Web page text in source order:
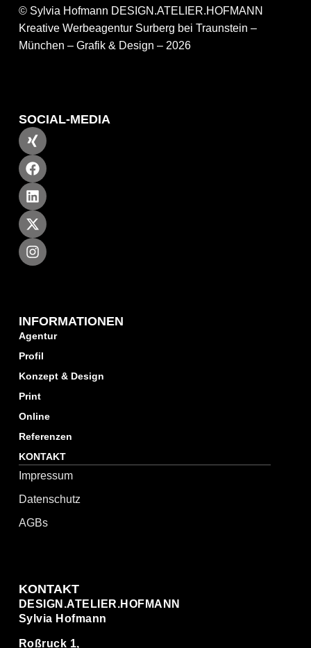
© Sylvia Hofmann DESIGN.ATELIER.HOFMANN
Kreative Werbeagentur Surberg bei Traunstein –
München – Grafik & Design – 2026
INFORMATIONEN
Agentur
Profil
Konzept & Design
Print
Online
Referenzen
KONTAKT
Impressum
Datenschutz
AGBs
KONTAKT
DESIGN.ATELIER.HOFMANN
Sylvia Hofmann
Roßruck 1,
SOCIAL-MEDIA